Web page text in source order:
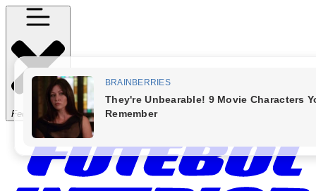
Fechar Menu